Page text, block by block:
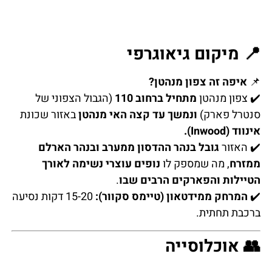
📍 מיקום גיאוגרפי
📌 איפה זה צפון מנהטן?
✔️ צפון מנהטןמתחיל ברחוב 110
(הגבול הצפוני של
סנטרל פארק) ונמשך עד קצה האי מנהטןבאזור שכונת
אינווד (Inwood).
✔️ האזורגובל בנהר ההדסון ממערב ובנהר הארלם
ממזרח, מה שמספק לונופים עוצרי נשימה לאורך
הטיילות והפארקים הרבים שבו.
✔️ המרחק ממידטאון (טיימס סקוור):
15-20 דקות נסיעה
ברכבת תחתית.
👥 אוכלוסייה